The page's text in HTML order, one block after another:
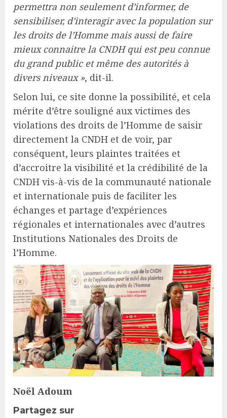
permettra non seulement d’informer, de
sensibiliser, d’interagir avec la population sur
les droits de l’Homme mais aussi de faire
mieux connaitre la CNDH qui est peu connue
du grand public et même des autorités à
divers niveaux », dit-il.
Selon lui, ce site donne la possibilité, et cela
mérite d’être souligné aux victimes des
violations des droits de l’Homme de saisir
directement la CNDH et de voir, par
conséquent, leurs plaintes traitées et
d’accroitre la visibilité et la crédibilité de la
CNDH vis-à-vis de la communauté nationale
et internationale puis de faciliter les
échanges et partage d’expériences
régionales et internationales avec d’autres
Institutions Nationales des Droits de
l’Homme.
Noël Adoum
Partagez sur